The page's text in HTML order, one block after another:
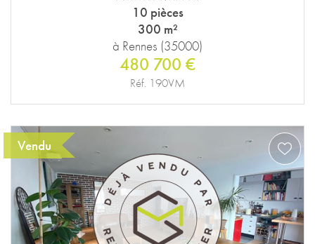
10 pièces
300 m²
à Rennes (35000)
480 700 €
Réf. 190VM
Vendu